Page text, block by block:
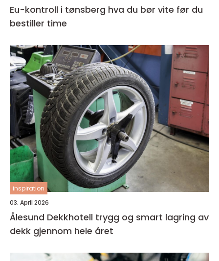
Eu-kontroll i tønsberg hva du bør vite før du
bestiller time
inspiration
03. April 2026
Ålesund Dekkhotell trygg og smart lagring av
dekk gjennom hele året